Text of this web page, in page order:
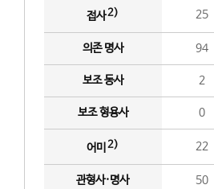
접사2) 25
의존 명사 94
보조 동사 2
보조 형용사 0
어미 2) 22
관형사·명사 50